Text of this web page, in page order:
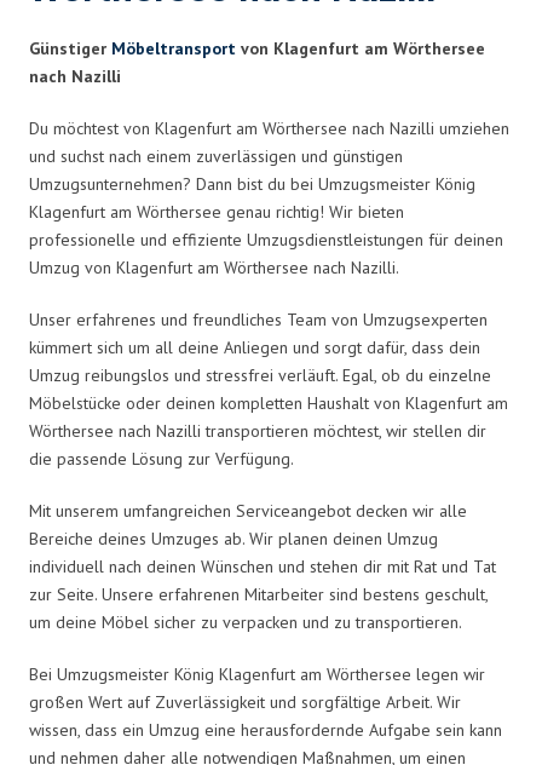
Günstiger Möbeltransport von Klagenfurt am Wörthersee
nach Nazilli
Du möchtest von Klagenfurt am Wörthersee nach Nazilli umziehen
und suchst nach einem zuverlässigen und günstigen
Umzugsunternehmen? Dann bist du bei Umzugsmeister König
Klagenfurt am Wörthersee genau richtig! Wir bieten
professionelle und effiziente Umzugsdienstleistungen für deinen
Umzug von Klagenfurt am Wörthersee nach Nazilli.
Unser erfahrenes und freundliches Team von Umzugsexperten
kümmert sich um all deine Anliegen und sorgt dafür, dass dein
Umzug reibungslos und stressfrei verläuft. Egal, ob du einzelne
Möbelstücke oder deinen kompletten Haushalt von Klagenfurt am
Wörthersee nach Nazilli transportieren möchtest, wir stellen dir
die passende Lösung zur Verfügung.
Mit unserem umfangreichen Serviceangebot decken wir alle
Bereiche deines Umzuges ab. Wir planen deinen Umzug
individuell nach deinen Wünschen und stehen dir mit Rat und Tat
zur Seite. Unsere erfahrenen Mitarbeiter sind bestens geschult,
um deine Möbel sicher zu verpacken und zu transportieren.
Bei Umzugsmeister König Klagenfurt am Wörthersee legen wir
großen Wert auf Zuverlässigkeit und sorgfältige Arbeit. Wir
wissen, dass ein Umzug eine herausfordernde Aufgabe sein kann
und nehmen daher alle notwendigen Maßnahmen, um einen